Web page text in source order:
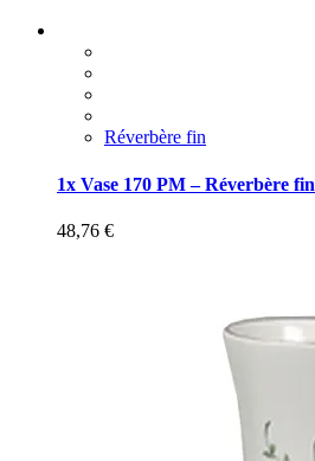
Réverbère fin
1x Vase 170 PM – Réverbère fin
48,76 €